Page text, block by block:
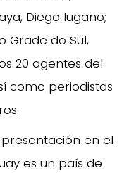
Diego lugano;
Grade do Sul,
20 agentes del
como periodistas
en el
es un país de